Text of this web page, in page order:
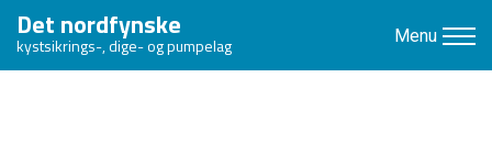
Det nordfynske
kystsikrings-, dige- og pumpelag Menu